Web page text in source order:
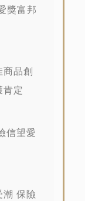
獎富邦
商品創
定
信望愛
潮 保險